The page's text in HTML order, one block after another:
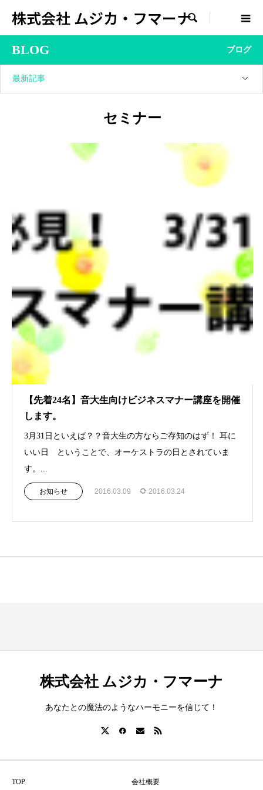
株式会社 ムジカ・フマーナ
BLOG ブログ
最新記事
セミナー
【先着24名】音大生向けビジネスマナー講座を開催
します。
3月31日といえば？？音大生の方ならご存知のはず！ 耳に
いい日 ということで、オーケストラの日とされていま
す。...
お知らせ 2016.03.09 2016.03.24
株式会社 ムジカ・フマーナ
あなたとの魔法のようなハーモニーを信じて！
TOP 会社概要